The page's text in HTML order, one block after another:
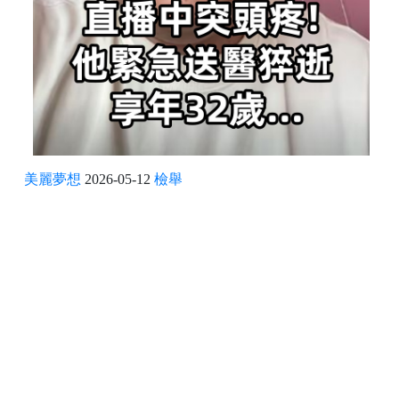
美麗夢想 2026-05-12 檢舉